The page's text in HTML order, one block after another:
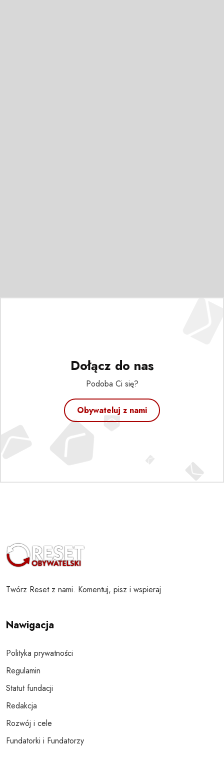
Dołącz do nas
Podoba Ci się?
Obywateluj z nami
Twórz Reset z nami. Komentuj, pisz i wspieraj
Nawigacja
Polityka prywatności
Regulamin
Statut fundacji
Redakcja
Rozwój i cele
Fundatorki i Fundatorzy